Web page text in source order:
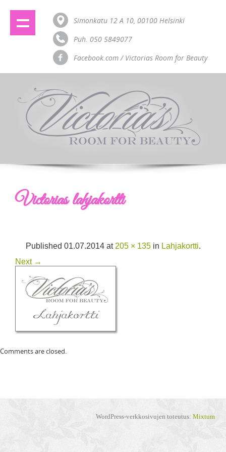
Simonkatu 12 A 10, 00100 Helsinki
Puh. 050 5849077
Facebook.com / Victorias Room for Beauty
Victorias lahjakortti
Published 01.07.2014at 205 × 135in Lahjakortti.
Next →
Comments are closed.
WordPress-verkkosivujen toteutus: Mixtum